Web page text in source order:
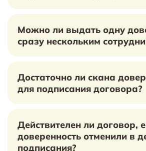
Можно ли выдать одну
сразу нескольким
Достаточно ли скана
для подписания договора?
Действителен ли договор,
доверенность отменили в
подписания?